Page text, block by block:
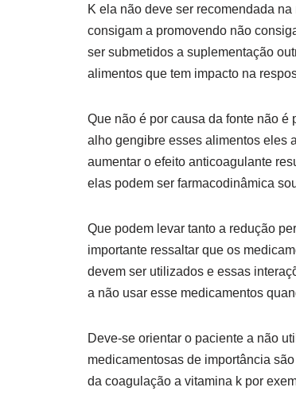
K ela não deve ser recomendada
consigam a promovendo não
ser submetidos a suplementação
alimentos que tem impacto na
Que não é por causa da fonte não é
alho gengibre esses alimentos eles
aumentar o efeito anticoagulante
elas podem ser farmacodinâmica
Que podem levar tanto a redução
importante ressaltar que os
devem ser utilizados e essas
a não usar esse medicamentos
Deve-se orientar o paciente a não
medicamentosas de importância
da coagulação a vitamina k por